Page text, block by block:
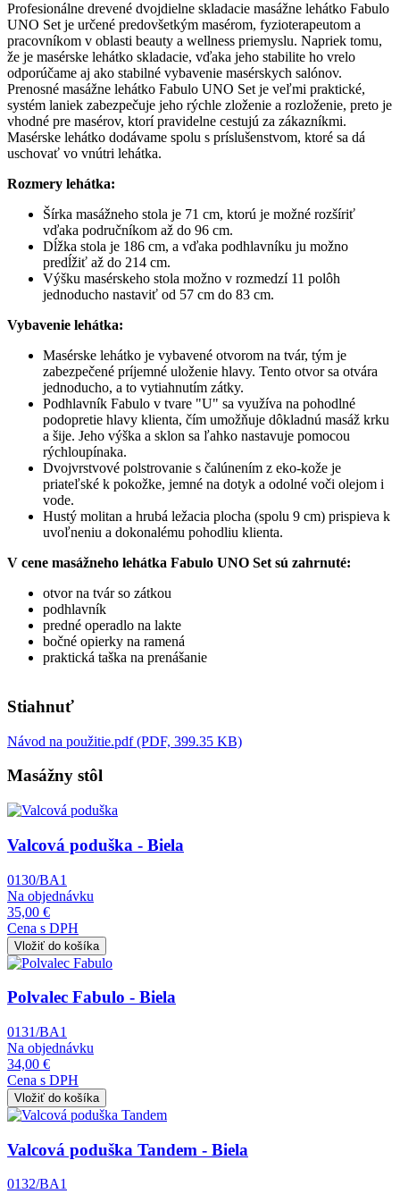
Profesionálne drevené dvojdielne skladacie masážne lehátko Fabulo
UNO Set je určené predovšetkým masérom, fyzioterapeutom a
pracovníkom v oblasti beauty a wellness priemyslu. Napriek tomu,
že je masérske lehátko skladacie, vďaka jeho stabilite ho vrelo
odporúčame aj ako stabilné vybavenie masérskych salónov.
Prenosné masážne lehátko Fabulo UNO Set je veľmi praktické,
systém laniek zabezpečuje jeho rýchle zloženie a rozloženie, preto je
vhodné pre masérov, ktorí pravidelne cestujú za zákazníkmi.
Masérske lehátko dodávame spolu s príslušenstvom, ktoré sa dá
uschovať vo vnútri lehátka.
Rozmery lehátka:
Šírka masážneho stola je 71 cm, ktorú je možné rozšíriť
vďaka područníkom až do 96 cm.
Dĺžka stola je 186 cm, a vďaka podhlavníku ju možno
predĺžiť až do 214 cm.
Výšku masérskeho stola možno v rozmedzí 11 polôh
jednoducho nastaviť od 57 cm do 83 cm.
Vybavenie lehátka:
Masérske lehátko je vybavené otvorom na tvár, tým je
zabezpečené príjemné uloženie hlavy. Tento otvor sa otvára
jednoducho, a to vytiahnutím zátky.
Podhlavník Fabulo v tvare "U" sa využíva na pohodlné
podopretie hlavy klienta, čím umožňuje dôkladnú masáž krku
a šije. Jeho výška a sklon sa ľahko nastavuje pomocou
rýchloupínaka.
Dvojvrstvové polstrovanie s čalúnením z eko-kože je
priateľské k pokožke, jemné na dotyk a odolné voči olejom i
vode.
Hustý molitan a hrubá ležacia plocha (spolu 9 cm) prispieva k
uvoľneniu a dokonalému pohodliu klienta.
V cene masážneho lehátka Fabulo UNO Set sú zahrnuté:
otvor na tvár so zátkou
podhlavník
predné operadlo na lakte
bočné opierky na ramená
praktická taška na prenášanie
Stiahnuť
Návod na použitie.pdf (PDF, 399.35 KB)
Masážny stôl
Obrázok
Valcová poduška - Biela
0130/BA1
Na objednávku
35,00 €
Cena s DPH
Obrázok
Polvalec Fabulo - Biela
0131/BA1
Na objednávku
34,00 €
Cena s DPH
Obrázok
Valcová poduška Tandem - Biela
0132/BA1